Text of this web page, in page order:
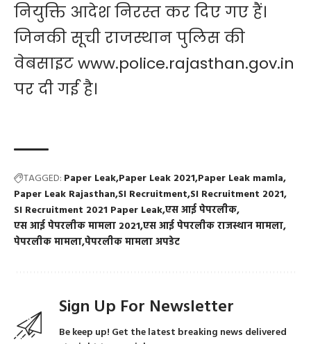
नियुक्ति आदेश निरस्त कर दिए गए हैं।
जिनकी सूची राजस्थान पुलिस की
वेबसाइट www.police.rajasthan.gov.in
पर दी गई है।
TAGGED: Paper Leak Paper Leak 2021 Paper Leak mamla
Paper Leak Rajasthan SI Recruitment SI Recruitment 2021
SI Recruitment 2021 Paper Leakएस आई पेपरलीक
एस आई पेपरलीक मामला 2021एस आई पेपरलीक राजस्थान मामला
पेपरलीक मामलापेपरलीक मामला अपडेट
Sign Up For Newsletter
Be keep up! Get the latest breaking news delivered